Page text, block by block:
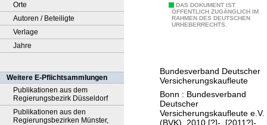
Orte
Autoren / Beteiligte
Verlage
Jahre
Weitere E-Pflichtsammlungen
Publikationen aus dem
Regierungsbezirk Düsseldorf
Publikationen aus den
Regierungsbezirken Münster,
DAS DOKUMENT IST
ÖFFENTLICH ZUGÄNGLICH IM
RAHMEN DES DEUTSCHEN
URHEBERRECHTS.
G
ä
f
t
s
Bundesverband Deutscher
Versicherungskaufleute
Bonn : Bundesverband
Deutscher
Versicherungskaufleute e.V.
(BVK), 2010 [?]-, [2011?]-